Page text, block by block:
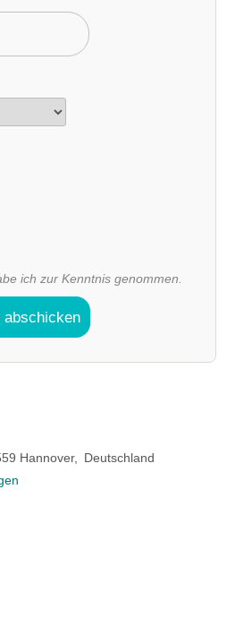
ich zur Kenntnis genommen.
abschicken
Hannover
Deutschland